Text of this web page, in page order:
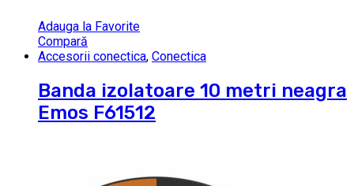
Adauga la Favorite
Compară
Accesorii conectica, Conectica
Banda izolatoare 10 metri neagra
Emos F61512